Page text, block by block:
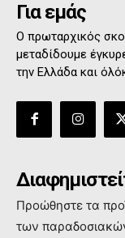
Για εμάς
Ο πρωταρχικός
μεταδίδουμε
την Ελλάδα και
Προώθηστε τα
των